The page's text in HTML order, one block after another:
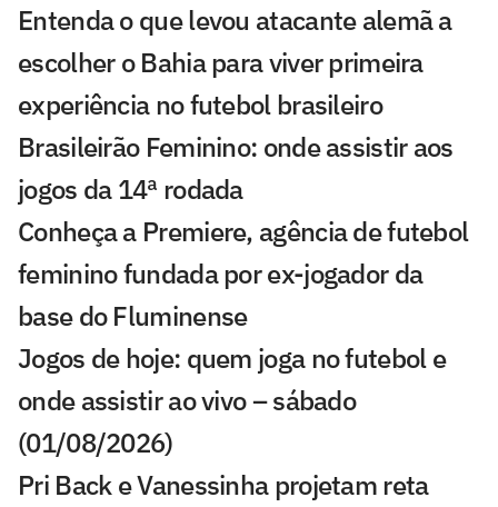
Entenda o que levou atacante alemã a
escolher o Bahia para viver primeira
experiência no futebol brasileiro
Brasileirão Feminino: onde assistir aos
jogos da 14ª rodada
Conheça a Premiere, agência de futebol
feminino fundada por ex-jogador da
base do Fluminense
Jogos de hoje: quem joga no futebol e
onde assistir ao vivo – sábado
(01/08/2026)
Pri Back e Vanessinha projetam reta